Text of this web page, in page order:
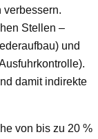
verbessern.
Stellen –
und
damit indirekte
von bis zu 20 %